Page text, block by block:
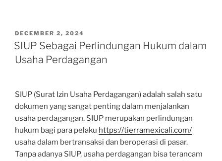
POSTED
ON
DECEMBER 2, 2024
SIUP Sebagai Perlindungan Hukum dalam
Usaha Perdagangan
SIUP (Surat Izin Usaha Perdagangan) adalah salah satu
dokumen yang sangat penting dalam menjalankan
usaha perdagangan. SIUP merupakan perlindungan
hukum bagi para pelaku https://tierramexicali.com/
usaha dalam bertransaksi dan beroperasi di pasar.
Tanpa adanya SIUP, usaha perdagangan bisa terancam